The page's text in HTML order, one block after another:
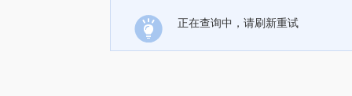
正在查询中，请刷新重试